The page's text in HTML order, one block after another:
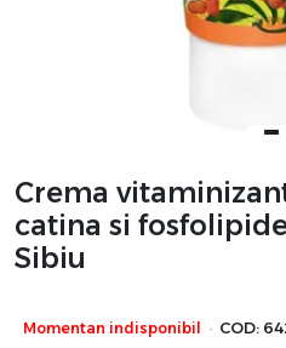
Crema
catina si
Sibiu
Momentan indisponibil · COD: